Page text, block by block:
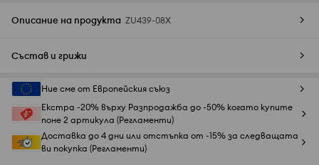
Описание на продукта ZU439-08X
Състав и грижи
Ние сме от Европейския съюз
Екстра -20% върху Разпродажба до -50% когато купите
поне 2 артикула (Регламенти)
Доставка до 4 дни или отстъпка от -15% за следващата
ви покупка (Регламенти)